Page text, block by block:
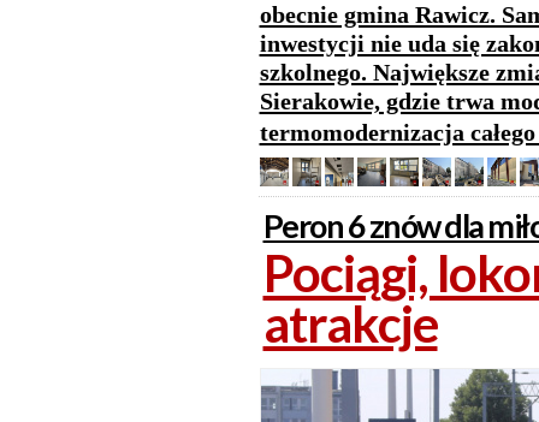
obecnie gmina Rawicz.
inwestycji nie uda się
szkolnego. Największe
Sierakowie, gdzie trwa
termomodernizacja
Peron 6 znów dla
Pociągi,
atrakcje